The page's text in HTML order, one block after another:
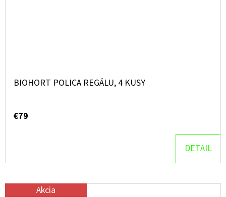
BIOHORT POLICA REGÁLU, 4 KUSY
€79
DETAIL
Akcia